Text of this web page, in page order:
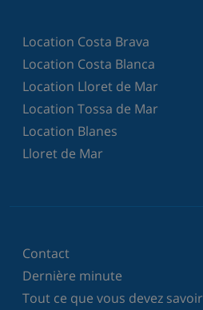
Location Costa Brava
Location Costa Blanca
Location Lloret de Mar
Location Tossa de Mar
Location Blanes
Lloret de Mar
Contact
Dernière minute
Tout ce que vous devez savoir